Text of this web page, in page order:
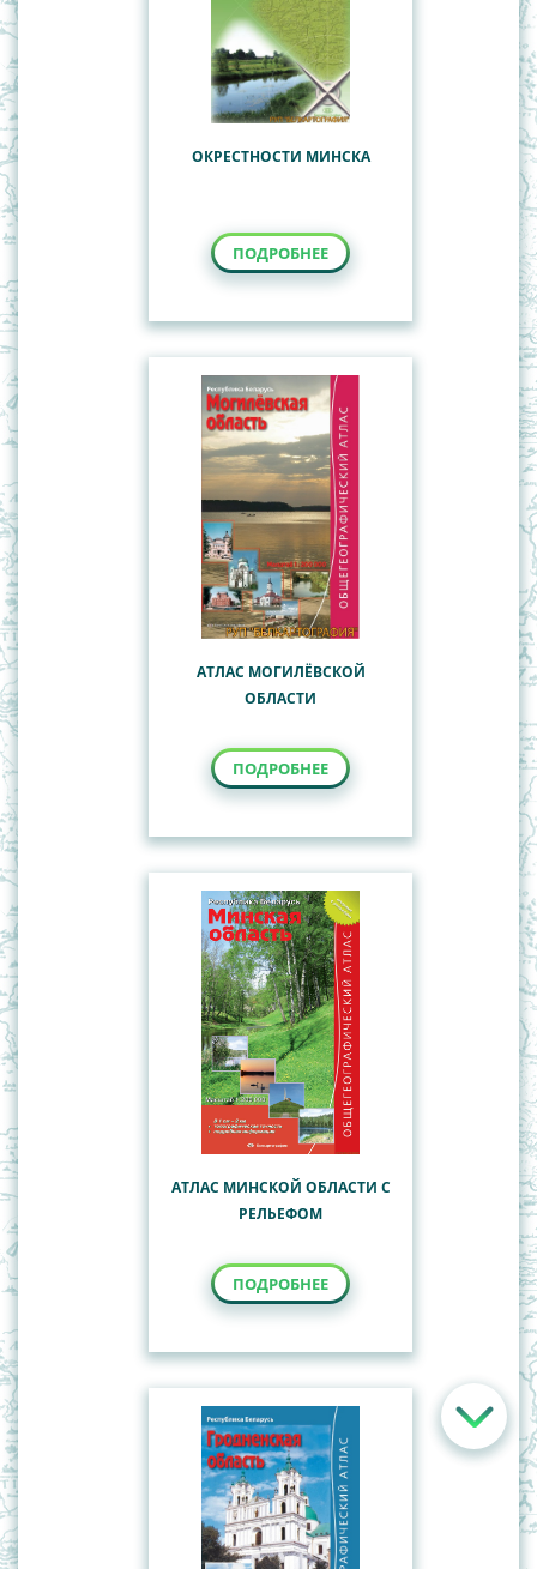
ОКРЕСТНОСТИ МИНСКА
ПОДРОБНЕЕ
АТЛАС МОГИЛЁВСКОЙ
ОБЛАСТИ
ПОДРОБНЕЕ
АТЛАС МИНСКОЙ ОБЛАСТИ С
РЕЛЬЕФОМ
ПОДРОБНЕЕ